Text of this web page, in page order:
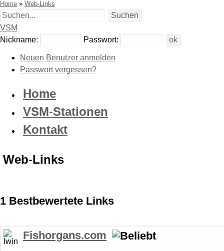
Home » Web-Links
VSM
Nickname:
Passwort:
Neuen Benutzer anmelden
Passwort vergessen?
Home
VSM-Stationen
Kontakt
Web-Links
1 Bestbewertete Links
Fishorgans.com